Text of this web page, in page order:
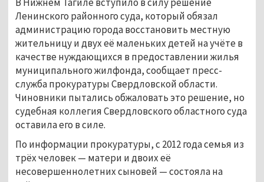
Ленинского районного суда, который обязал
администрацию города восстановить местную
жительницу и двух её маленьких детей на учёте в
качестве нуждающихся в предоставлении жилья
муниципального жилфонда, сообщает пресс-
служба прокуратуры Свердловской области.
Чиновники пытались обжаловать это решение, но
судебная коллегия Свердловского областного суда
оставила его в силе.
По информации прокуратуры, с 2012 года семья из
трёх человек — матери и двоих её
несовершеннолетних сыновей — состояла на